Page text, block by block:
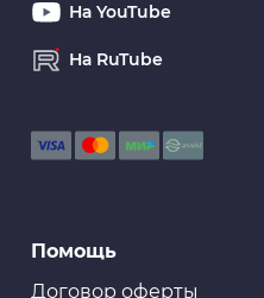
Очистители и промывки
Смазка "Rinkai"
Помощь
Договор оферты
На YouTube
На RuTube